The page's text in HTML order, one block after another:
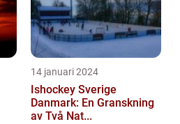
14 januari 2024
Ishockey Sverige
Danmark: En Granskning
av Två Nat...